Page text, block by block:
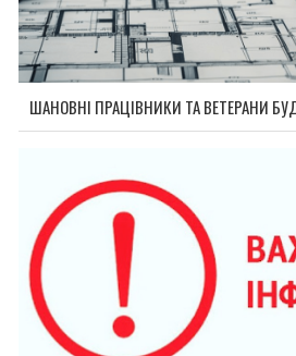
ШАНОВНІ ПРАЦІВНИКИ ТА ВЕТЕРАНИ